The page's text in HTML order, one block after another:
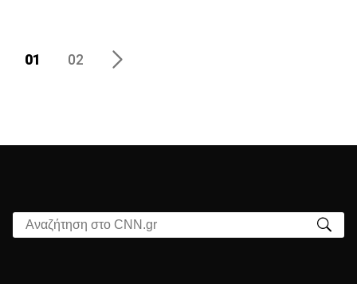
01 02
Αναζήτηση στο CNN.gr